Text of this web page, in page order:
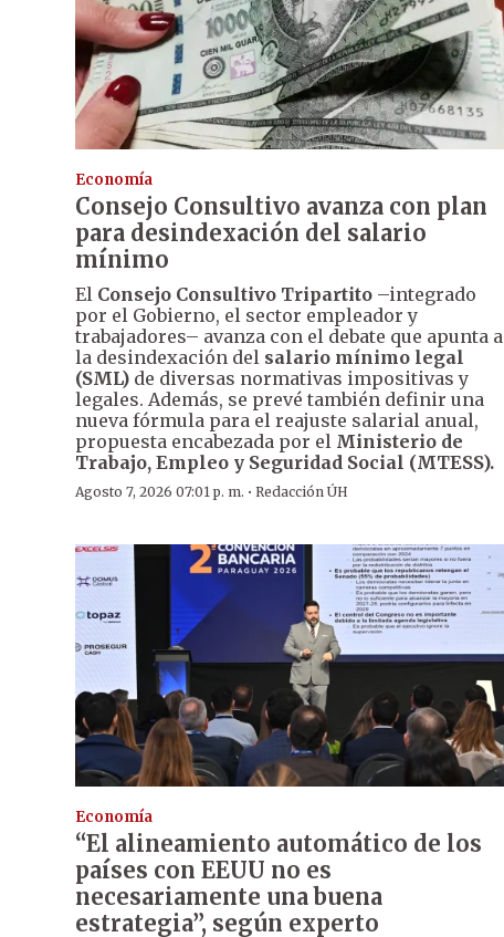
Economía
Consejo Consultivo avanza con plan
para desindexación del salario
mínimo
El Consejo Consultivo Tripartito –integrado
por el Gobierno, el sector empleador y
trabajadores– avanza con el debate que apunta a
la desindexación del salario mínimo legal
(SML) de diversas normativas impositivas y
legales. Además, se prevé también definir una
nueva fórmula para el reajuste salarial anual,
propuesta encabezada por el Ministerio de
Trabajo, Empleo y Seguridad Social (MTESS).
Agosto 7, 2026 07:01 p. m. · Redacción ÚH
Economía
“El alineamiento automático de los
países con EEUU no es
necesariamente una buena
estrategia”, según experto